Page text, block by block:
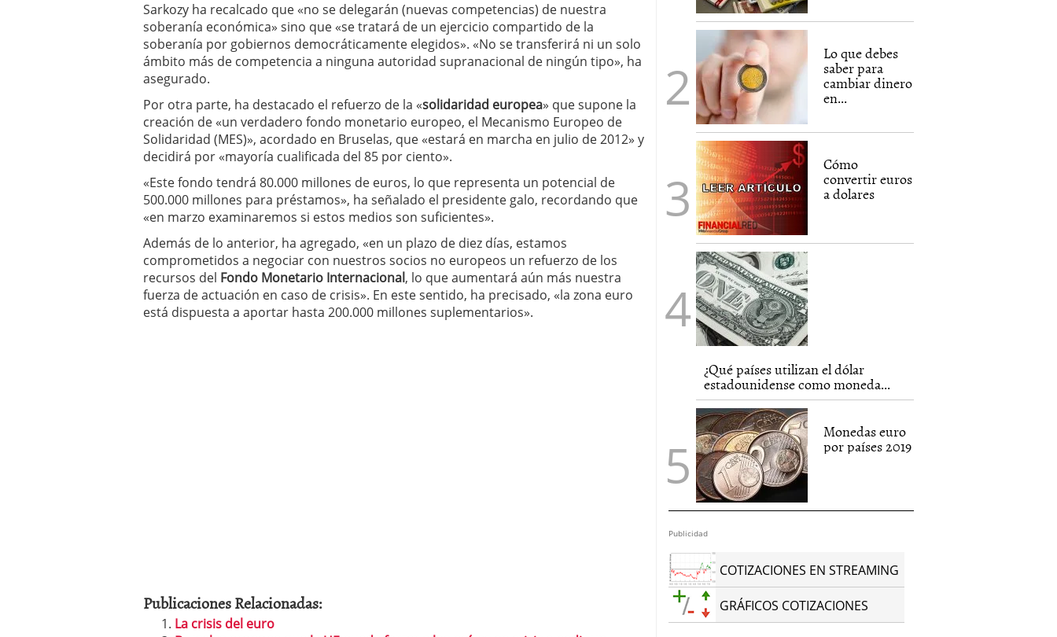
Sarkozy ha recalcado que «no se delegarán (nuevas competencias) de nuestra
soberanía económica» sino que «se tratará de un ejercicio compartido de la
soberanía por gobiernos democráticamente elegidos». «No se transferirá ni un solo
ámbito más de competencia a ninguna autoridad supranacional de ningún tipo», ha
asegurado.
Por otra parte, ha destacado el refuerzo de la «solidaridad europea» que supone la
creación de «un verdadero fondo monetario europeo, el Mecanismo Europeo de
Solidaridad (MES)», acordado en Bruselas, que «estará en marcha en julio de 2012» y
decidirá por «mayoría cualificada del 85 por ciento».
«Este fondo tendrá 80.000 millones de euros, lo que representa un potencial de
500.000 millones para préstamos», ha señalado el presidente galo, recordando que
«en marzo examinaremos si estos medios son suficientes».
Además de lo anterior, ha agregado, «en un plazo de diez días, estamos
comprometidos a negociar con nuestros socios no europeos un refuerzo de los
recursos del Fondo Monetario Internacional, lo que aumentará aún más nuestra
fuerza de actuación en caso de crisis». En este sentido, ha precisado, «la zona euro
está dispuesta a aportar hasta 200.000 millones suplementarios».
Publicaciones Relacionadas:
La crisis del euro
Lo que debes
saber para
cambiar dinero
en...
Cómo
convertir euros
a dolares
¿Qué países utilizan el dólar
estadounidense como moneda...
Monedas euro
por países 2019
Publicidad
COTIZACIONES EN STREAMING
GRÁFICOS COTIZACIONES